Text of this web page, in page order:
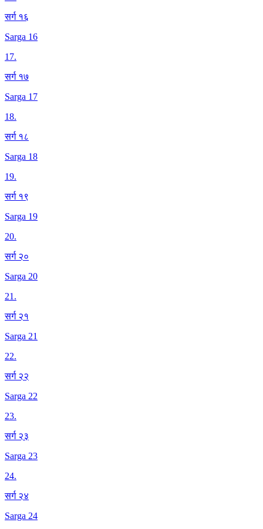
सर्ग १६
Sarga 16
17.
सर्ग १७
Sarga 17
18.
सर्ग १८
Sarga 18
19.
सर्ग १९
Sarga 19
20.
सर्ग २०
Sarga 20
21.
सर्ग २१
Sarga 21
22.
सर्ग २२
Sarga 22
23.
सर्ग २३
Sarga 23
24.
सर्ग २४
Sarga 24